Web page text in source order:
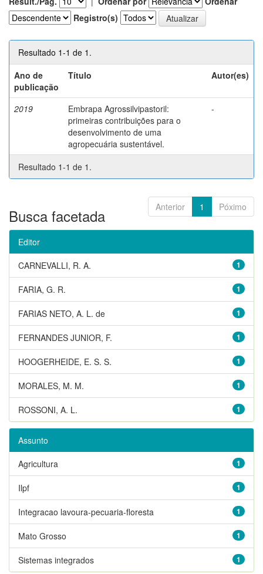
Registro(s)
Resultado 1-1 de 1.
Ano de
publicação
Título Autor(es)
2019
Embrapa Agrossilvipastoril:
primeiras contribuições para o
desenvolvimento de uma
agropecuária sustentável.
-
Resultado 1-1 de 1.
Anterior 1 Póximo
Busca facetada
Editor
1
CARNEVALLI, R. A.
1
FARIA, G. R.
1
FARIAS NETO, A. L. de
1
FERNANDES JUNIOR, F.
1
HOOGERHEIDE, E. S. S.
1
MORALES, M. M.
1
ROSSONI, A. L.
Assunto
1
Agricultura
1
Ilpf
1
Integracao lavoura-pecuaria-floresta
1
Mato Grosso
1
Sistemas integrados